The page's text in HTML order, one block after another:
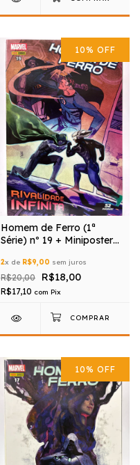
10% OFF
Homem de Ferro (1ª
Série) nº 19 + Miniposter
2x de R$9,00 sem juros
R$20,00 R$18,00
R$17,10 com Pix
10% OFF